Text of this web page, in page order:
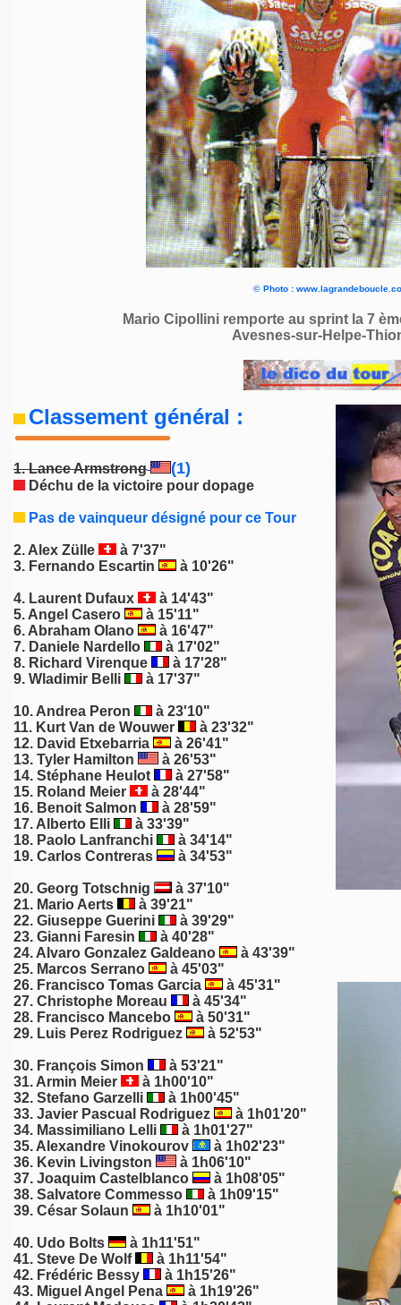
© Photo :
Mario Cipollini remporte au sprint la 7
Avesnes-sur-Helpe-
Classement général :
1. Lance Armstrong (1)
Déchu de la victoire pour dopage
Pas de vainqueur désigné pour ce Tour
2. Alex Zülle
à 7'37"
3. Fernando Escartin à 10'26"
4. Laurent Dufaux
à 14'43"
5. Angel Casero
à 15'11"
6. Abraham Olano
à 16'47"
7. Daniele Nardello
à 17'02"
8. Richard Virenque
à 17'28"
9. Wladimir Belli
à 17'37"
10. Andrea Peron
à 23'10"
11. Kurt Van de Wouwer
à 23'32"
12. David Etxebarria
à 26'41"
13. Tyler Hamilton
à 26'53"
14. Stéphane Heulot
à 27'58"
15. Roland Meier
à 28'44"
16. Benoit Salmon
à 28'59"
17. Alberto Elli
à 33'39"
18. Paolo Lanfranchi
à 34'14"
19. Carlos Contreras
à 34'53"
20. Georg Totschnig
à 37'10"
21. Mario Aerts
à 39'21"
22. Giuseppe Guerini
à 39'29"
23. Gianni Faresin
à 40'28"
24. Alvaro Gonzalez Galdeano
à 43'39"
25. Marcos Serrano
à 45'03"
26. Francisco Tomas Garcia
à 45'31"
27. Christophe Moreau
à 45'34"
28. Francisco Mancebo
à 50'31"
29. Luis Perez Rodriguez
à 52'53"
30. François Simon
à 53'21"
31. Armin Meier
à 1h00'10"
32. Stefano Garzelli
à 1h00'45"
33. Javier Pascual Rodriguez
à 1h01'20"
34. Massimiliano Lelli
à 1h01'27"
35. Alexandre Vinokourov
à 1h02'23"
36. Kevin Livingston
à 1h06'10"
37. Joaquim Castelblanco
à 1h08'05"
38. Salvatore Commesso
à 1h09'15"
39. César Solaun
à 1h10'01"
40. Udo Bolts
à 1h11'51"
41. Steve De Wolf
à 1h11'54"
42. Frédéric Bessy
à 1h15'26"
43. Miguel Angel Pena
à 1h19'26"